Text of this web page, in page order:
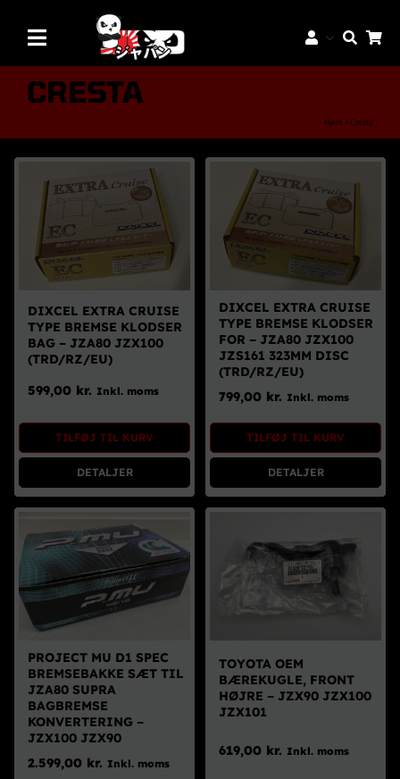
contentToggle
Navigation
Reservedele
Servicedele
K-Truck Dele
Bilpleje
Tilbud
Kontakt Os
CRESTA
Hjem »Cresta
DIXCEL EXTRA CRUISE
TYPE BREMSE KLODSER
BAG – JZA80 JZX100
(TRD/RZ/EU)
599,00 kr. Inkl. moms
TILFØJ TIL KURV
DETALJER
DIXCEL EXTRA CRUISE
TYPE BREMSE KLODSER
FOR – JZA80 JZX100
JZS161 323MM DISC
(TRD/RZ/EU)
799,00 kr. Inkl. moms
TILFØJ TIL KURV
DETALJER
PROJECT MU D1 SPEC
BREMSEBAKKE SÆT TIL
JZA80 SUPRA
BAGBREMSE
KONVERTERING –
JZX100 JZX90
2.599,00 kr. Inkl. moms
TOYOTA OEM
BÆREKUGLE, FRONT
HØJRE – JZX90 JZX100
JZX101
619,00 kr. Inkl. moms